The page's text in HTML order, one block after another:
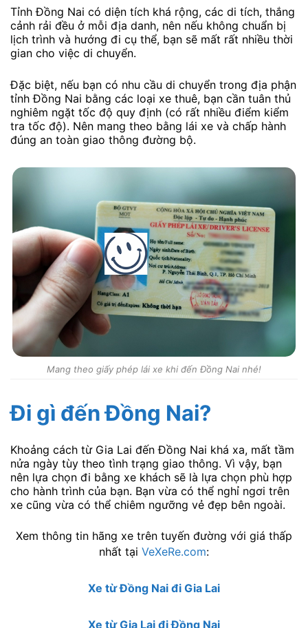
Tỉnh Đồng Nai có diện tích khá rộng, các di tích, thắng
cảnh rải đều ở mỗi địa danh, nên nếu không chuẩn bị
lịch trình và hướng đi cụ thể, bạn sẽ mất rất nhiều thời
gian cho việc di chuyển.
Đặc biệt, nếu bạn có nhu cầu di chuyển trong địa phận
tỉnh Đồng Nai bằng các loại xe thuê, bạn cần tuân thủ
nghiêm ngặt tốc độ quy định (có rất nhiều điểm kiểm
tra tốc độ). Nên mang theo bằng lái xe và chấp hành
đúng an toàn giao thông đường bộ.
Mang theo giấy phép lái xe khi đến Đồng Nai nhé!
Đi gì đến Đồng Nai?
Khoảng cách từ Gia Lai đến Đồng Nai khá xa, mất tầm
nửa ngày tùy theo tình trạng giao thông. Vì vậy, bạn
nên lựa chọn đi bằng xe khách sẽ là lựa chọn phù hợp
cho hành trình của bạn. Bạn vừa có thể nghỉ ngơi trên
xe cũng vừa có thể chiêm ngưỡng vẻ đẹp bên ngoài.
Xem thông tin hãng xe trên tuyến đường với giá thấp
nhất tại VeXeRe.com:
Xe từ Đồng Nai đi Gia Lai
Xe từ Gia Lai đi Đồng Nai